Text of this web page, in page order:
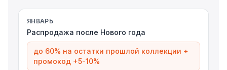
ЯНВАРЬ
Распродажа после Нового года
до 60% на остатки прошлой коллекции +
промокод +5-10%